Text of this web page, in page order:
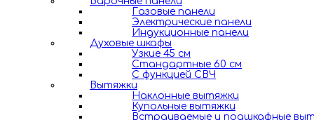
Газовые панели
Электрические панели
Индукционные панели
Духовые шкафы
Узкие 45 см
Стандартные 60 см
С функцией СВЧ
Вытяжки
Наклонные вытяжки
Купольные вытяжки
Встраиваемые и подшкафные